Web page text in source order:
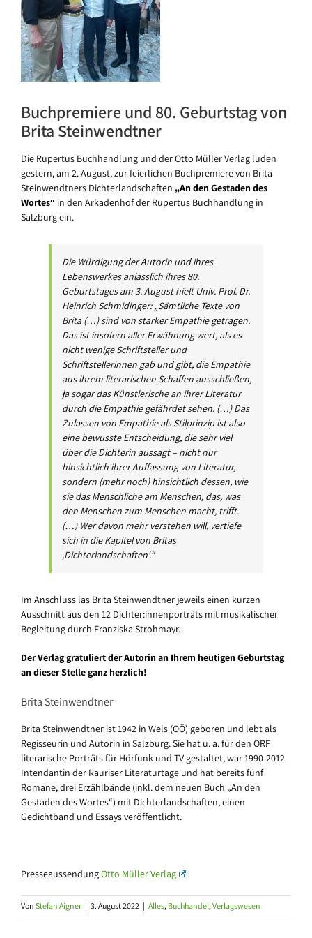
Buchpremiere und 80. Geburtstag von
Brita Steinwendtner
Die Rupertus Buchhandlung und der Otto Müller Verlag luden
gestern, am 2. August, zur feierlichen Buchpremiere von Brita
Steinwendtners Dichterlandschaften „An den Gestaden des
Wortes“ in den Arkadenhof der Rupertus Buchhandlung in
Salzburg ein.
Die Würdigung der Autorin und ihres
Lebenswerkes anlässlich ihres 80.
Geburtstages am 3. August hielt Univ. Prof. Dr.
Heinrich Schmidinger: „Sämtliche Texte von
Brita (…) sind von starker Empathie getragen.
Das ist insofern aller Erwähnung wert, als es
nicht wenige Schriftsteller und
Schriftstellerinnen gab und gibt, die Empathie
aus ihrem literarischen Schaffen ausschließen,
ja sogar das Künstlerische an ihrer Literatur
durch die Empathie gefährdet sehen. (…) Das
Zulassen von Empathie als Stilprinzip ist also
eine bewusste Entscheidung, die sehr viel
über die Dichterin aussagt – nicht nur
hinsichtlich ihrer Auffassung von Literatur,
sondern (mehr noch) hinsichtlich dessen, wie
sie das Menschliche am Menschen, das, was
den Menschen zum Menschen macht, trifft.
(…) Wer davon mehr verstehen will, vertiefe
sich in die Kapitel von Britas
‚Dichterlandschaften‘.“
Im Anschluss las Brita Steinwendtner jeweils einen kurzen
Ausschnitt aus den 12 Dichter:innenporträts mit musikalischer
Begleitung durch Franziska Strohmayr.
Der Verlag gratuliert der Autorin an Ihrem heutigen Geburtstag
an dieser Stelle ganz herzlich!
Brita Steinwendtner
Brita Steinwendtner ist 1942 in Wels (OÖ) geboren und lebt als
Regisseurin und Autorin in Salzburg. Sie hat u. a. für den ORF
literarische Porträts für Hörfunk und TV gestaltet, war 1990-2012
Intendantin der Rauriser Literaturtage und hat bereits fünf
Romane, drei Erzählbände (inkl. dem neuen Buch „An den
Gestaden des Wortes“) mit Dichterlandschaften, einen
Gedichtband und Essays veröffentlicht.
PresseaussendungOtto Müller Verlag
Von Stefan Aigner | 3. August 2022 | Alles, Buchhandel,Verlagswesen